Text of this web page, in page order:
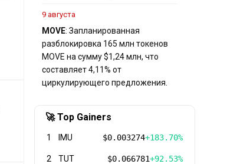
9 августа
MOVE: Запланированная
разблокировка 165 млн токенов
MOVE на сумму $1,24 млн, что
составляет 4,11% от
циркулирующего предложения.
🚀 Top Gainers
1 IMU $0.003274+183.70%
2 TUT $0.066781+92.53%